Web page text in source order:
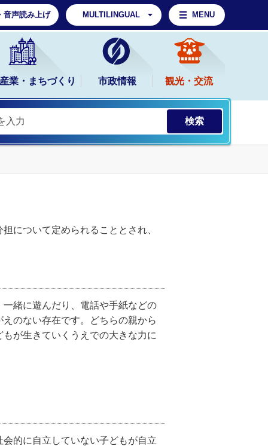
音声読み上げ MULTILINGUAL MENU
業・まちづくり 市政情報 観光・交流
について定められることとされ、
緒に遊んだり、電話や手紙などの
のない存在です。どちらの親から
が生きていくうえでの大きな力に
的に自立していない子どもが自立